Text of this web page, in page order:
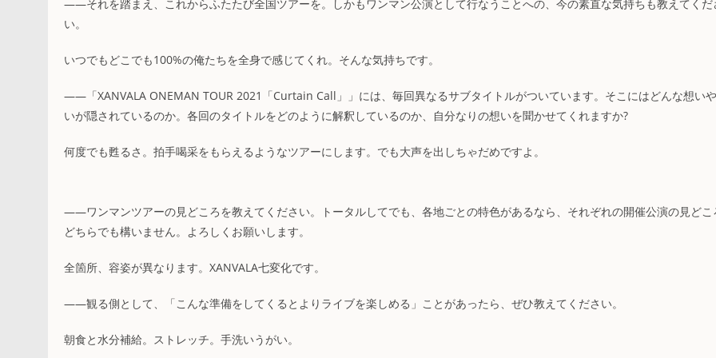
――それを踏まえ、これからふたたび全国ツアーを。しかもワンマン公演として行なうことへの、今の素直な気持ちも教えてくだ
い。
いつでもどこでも100%の俺たちを全身で感じてくれ。そんな気持ちです。
――「XANVALA ONEMAN TOUR 2021「Curtain Call」」には、毎回異なるサブタイトルがついています。そこにはどんな想い
いが隠されているのか。各回のタイトルをどのように解釈しているのか、自分なりの想いを聞かせてくれますか?
何度でも甦るさ。拍手喝采をもらえるようなツアーにします。でも大声を出しちゃだめですよ。
――ワンマンツアーの見どころを教えてください。トータルしてでも、各地ごとの特色があるなら、それぞれの開催公演の見どこ
どちらでも構いません。よろしくお願いします。
全箇所、容姿が異なります。XANVALA七変化です。
――観る側として、「こんな準備をしてくるとよりライブを楽しめる」ことがあったら、ぜひ教えてください。
朝食と水分補給。ストレッチ。手洗いうがい。